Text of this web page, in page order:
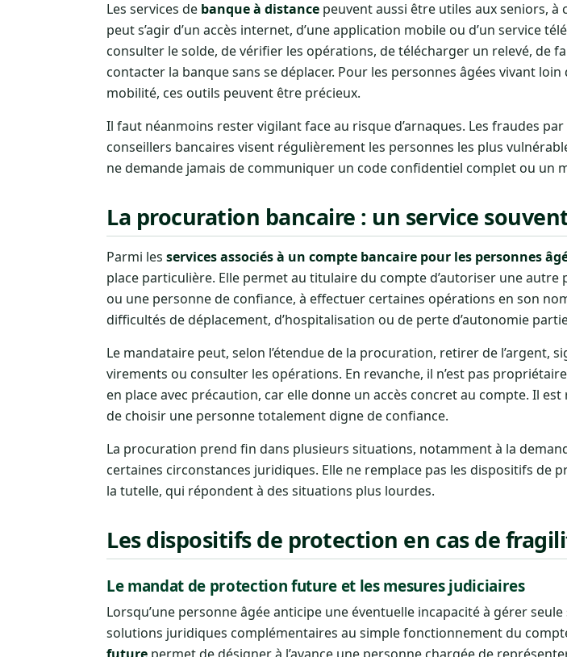
Les services de banque à distance peuvent aussi être utiles aux seniors, à
peut s’agir d’un accès internet, d’une application mobile ou d’un service
consulter le solde, de vérifier les opérations, de télécharger un relevé, de
contacter la banque sans se déplacer. Pour les personnes âgées vivant
mobilité, ces outils peuvent être précieux.
Il faut néanmoins rester vigilant face au risque d’arnaques. Les fraudes
conseillers bancaires visent régulièrement les personnes les plus
ne demande jamais de communiquer un code confidentiel complet ou un
La procuration bancaire : un service
Parmi les services associés à un compte bancaire pour les personnes
place particulière. Elle permet au titulaire du compte d’autoriser une
ou une personne de confiance, à effectuer certaines opérations en son
difficultés de déplacement, d’hospitalisation ou de perte d’autonomie
Le mandataire peut, selon l’étendue de la procuration, retirer de l’argent,
virements ou consulter les opérations. En revanche, il n’est pas
en place avec précaution, car elle donne un accès concret au compte. Il
de choisir une personne totalement digne de confiance.
La procuration prend fin dans plusieurs situations, notamment à la
certaines circonstances juridiques. Elle ne remplace pas les dispositifs de
la tutelle, qui répondent à des situations plus lourdes.
Les dispositifs de protection en cas de
Le mandat de protection future et les mesures judiciaires
Lorsqu’une personne âgée anticipe une éventuelle incapacité à gérer
solutions juridiques complémentaires au simple fonctionnement du
future permet de désigner à l’avance une personne chargée de